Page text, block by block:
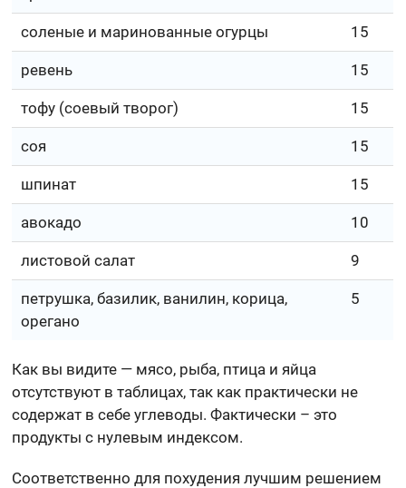
соленые и маринованные огурцы 15
ревень 15
тофу (соевый творог) 15
соя 15
шпинат 15
авокадо 10
листовой салат 9
петрушка, базилик, ванилин, корица,
орегано
5
Как вы видите — мясо, рыба, птица и яйца
отсутствуют в таблицах, так как практически не
содержат в себе углеводы. Фактически – это
продукты с нулевым индексом.
Соответственно для похудения лучшим решением